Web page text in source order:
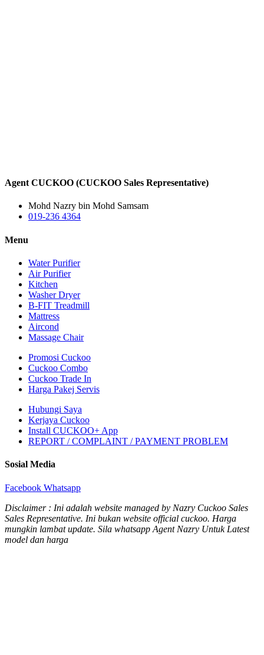
Agent CUCKOO (CUCKOO Sales Representative)
Mohd Nazry bin Mohd Samsam
019-236 4364
Menu
Water Purifier
Air Purifier
Kitchen
Washer Dryer
B-FIT Treadmill
Mattress
Aircond
Massage Chair
Promosi Cuckoo
Cuckoo Combo
Cuckoo Trade In
Harga Pakej Servis
Hubungi Saya
Kerjaya Cuckoo
Install CUCKOO+ App
REPORT / COMPLAINT / PAYMENT PROBLEM
Sosial Media
Facebook Whatsapp
Disclaimer : Ini adalah website managed by Nazry Cuckoo Sales
Sales Representative. Ini bukan website official cuckoo. Harga
mungkin lambat update. Sila whatsapp Agent Nazry Untuk Latest
model dan harga